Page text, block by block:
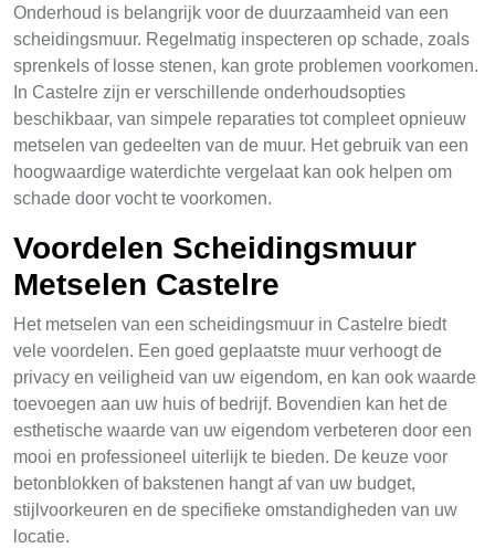
Onderhoud is belangrijk voor de duurzaamheid van een
scheidingsmuur. Regelmatig inspecteren op schade, zoals
sprenkels of losse stenen, kan grote problemen voorkomen.
In Castelre zijn er verschillende onderhoudsopties
beschikbaar, van simpele reparaties tot compleet opnieuw
metselen van gedeelten van de muur. Het gebruik van een
hoogwaardige waterdichte vergelaat kan ook helpen om
schade door vocht te voorkomen.
Voordelen Scheidingsmuur
Metselen Castelre
Het metselen van een scheidingsmuur in Castelre biedt
vele voordelen. Een goed geplaatste muur verhoogt de
privacy en veiligheid van uw eigendom, en kan ook waarde
toevoegen aan uw huis of bedrijf. Bovendien kan het de
esthetische waarde van uw eigendom verbeteren door een
mooi en professioneel uiterlijk te bieden. De keuze voor
betonblokken of bakstenen hangt af van uw budget,
stijlvoorkeuren en de specifieke omstandigheden van uw
locatie.